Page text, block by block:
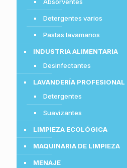
Detergentes varios
Pastas lavamanos
INDUSTRIA ALIMENTARIA
Desinfectantes
LAVANDERÍA PROFESIONAL
Detergentes
Suavizantes
LIMPIEZA ECOLÓGICA
MAQUINARIA DE LIMPIEZA
MENAJE